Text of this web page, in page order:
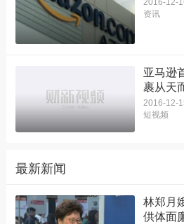
资讯
亚马逊
裹从天
2016-12-
短视频
最新新闻
林郑月
供体面